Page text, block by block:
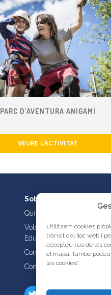
Utilitzem cookies
trànsit del lloc web i
accepteu l’ús de les
el mapa. També
les cookies”.
PARC D’AVENTURA ANIGAMI
VEURE L’ACTIVITAT
Sobre nosaltres
Qui som?
Vols publicar les teves
Educatives de Catalunya?
Condicions d’ús i avís legal
Contacta amb nosaltres